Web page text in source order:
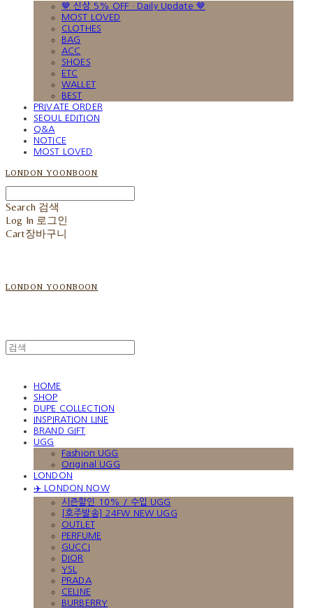
🤎 신상 5% OFF · Daily Update 🤎
MOST LOVED
CLOTHES
BAG
ACC
SHOES
ETC
WALLET
BEST
PRIVATE ORDER
SEOUL EDITION
Q&A
NOTICE
MOST LOVED
LONDON YOONBOON
Search 검색
Log In 로그인
Cart장바구니
LONDON YOONBOON
HOME
SHOP
DUPE COLLECTION
INSPIRATION LINE
BRAND GIFT
UGG
Fashion UGG
Original UGG
LONDON
✈️ LONDON NOW
시즌할인 10% / 수입 UGG
[호주발송] 24FW NEW UGG
OUTLET
PERFUME
GUCCI
DIOR
YSL
PRADA
CELINE
BURBERRY